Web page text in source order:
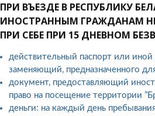
ПРИ ВЪЕЗДЕ В РЕСПУБЛИКУ
ИНОСТРАННЫМ ГРАЖДАНАМ
ПРИ СЕБЕ ПРИ 15 ДНЕВНОМ
действительный паспорт или иной
заменяющий, предназначенного
документ, предоставляющий
право на посещение территории
деньги: на каждый день